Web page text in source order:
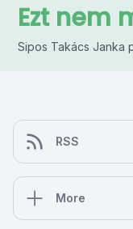
Ezt nem
Sipos Takács Janka
RSS
More